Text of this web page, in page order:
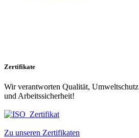
Zertifikate
Wir verantworten Qualität, Umweltschutz
und Arbeitssicherheit!
Zu unseren Zertifikaten